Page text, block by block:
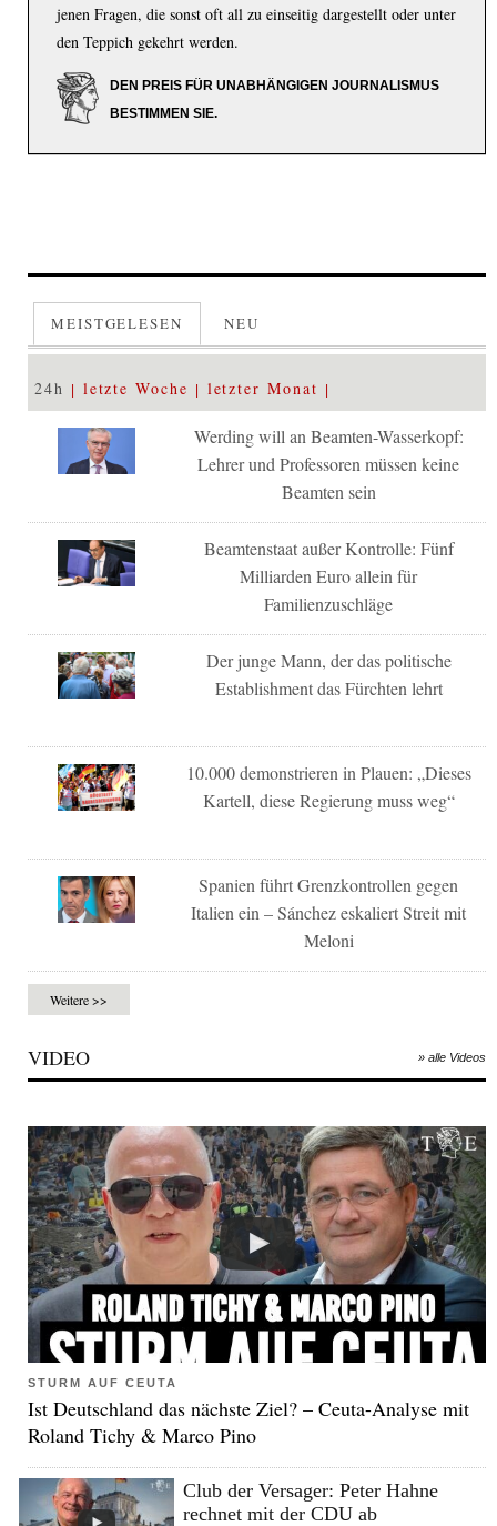
jenen Fragen, die sonst oft all zu einseitig dargestellt oder unter
den Teppich gekehrt werden.
DEN PREIS FÜR UNABHÄNGIGEN JOURNALISMUS
BESTIMMEN SIE.
MEISTGELESEN NEU
24h letzte Woche letzter Monat
Werding will an Beamten-Wasserkopf:
Lehrer und Professoren müssen keine
Beamten sein
Beamtenstaat außer Kontrolle: Fünf
Milliarden Euro allein für
Familienzuschläge
Der junge Mann, der das politische
Establishment das Fürchten lehrt
10.000 demonstrieren in Plauen: „Dieses
Kartell, diese Regierung muss weg“
Spanien führt Grenzkontrollen gegen
Italien ein – Sánchez eskaliert Streit mit
Meloni
Weitere >>
VIDEO » alle Videos
STURM AUF CEUTA
Ist Deutschland das nächste Ziel? – Ceuta-Analyse mit
Roland Tichy & Marco Pino
Club der Versager: Peter Hahne
rechnet mit der CDU ab